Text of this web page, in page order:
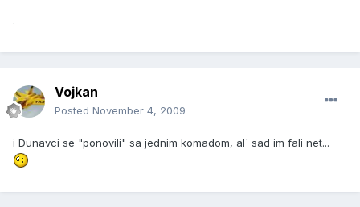
.
Vojkan
Posted November 4, 2009
i Dunavci se "ponovili" sa jednim komadom, al` sad im fali net...